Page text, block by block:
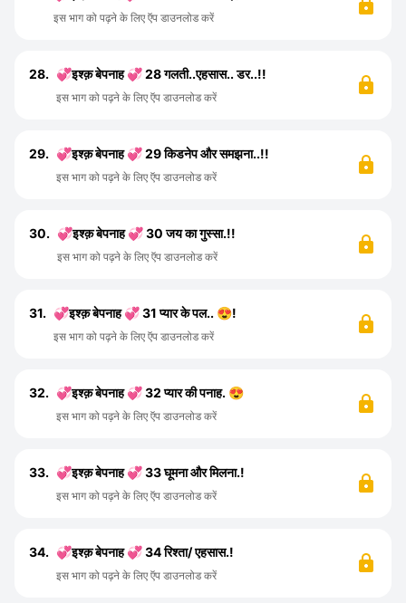
इस भाग को पढ़ने के लिए ऍप डाउनलोड करें
28. 💞इश्क़ बेपनाह 💞 28 गलती..एहसास.. डर..!!
इस भाग को पढ़ने के लिए ऍप डाउनलोड करें
29. 💞इश्क़ बेपनाह 💞 29 किडनेप और समझना..!!
इस भाग को पढ़ने के लिए ऍप डाउनलोड करें
30. 💞इश्क़ बेपनाह 💞 30 जय का गुस्सा.!!
इस भाग को पढ़ने के लिए ऍप डाउनलोड करें
31. 💞इश्क़ बेपनाह 💞 31 प्यार के पल.. 😍!
इस भाग को पढ़ने के लिए ऍप डाउनलोड करें
32. 💞इश्क़ बेपनाह 💞 32 प्यार की पनाह. 😍
इस भाग को पढ़ने के लिए ऍप डाउनलोड करें
33. 💞इश्क़ बेपनाह 💞 33 घूमना और मिलना.!
इस भाग को पढ़ने के लिए ऍप डाउनलोड करें
34. 💞इश्क़ बेपनाह 💞 34 रिश्ता/ एहसास.!
इस भाग को पढ़ने के लिए ऍप डाउनलोड करें